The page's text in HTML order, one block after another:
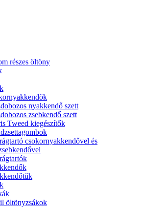
részes öltöny
nyakkendő szett
zsebkendő szett
Tweed kiegészítők
csokornyakkendővel és
öltönyzsákok